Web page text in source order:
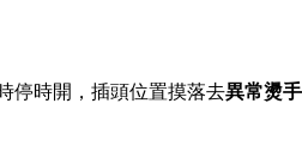
停時開，插頭位置摸落去異常燙手